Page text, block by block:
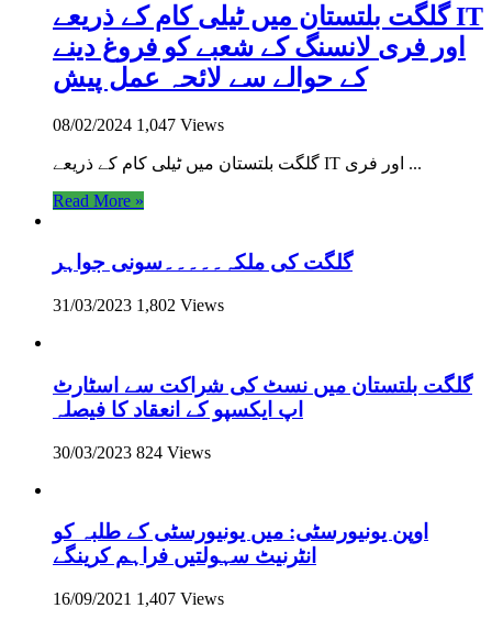
گلگت بلتستان میں ٹیلی کام کے ذریعے IT
اور فری لانسنگ کے شعبے کو فروغ دینے
کے حوالے سے لائحہ عمل پیش
08/02/2024 1,047 Views
گلگت بلتستان میں ٹیلی کام کے ذریعے IT اور فری ...
Read More »
گلگت کی ملکہ۔۔۔۔۔سونی جواہر
31/03/2023 1,802 Views
گلگت بلتستان میں نسٹ کی شراکت سے اسٹارٹ
اپ ایکسپو کے انعقاد کا فیصلہ
30/03/2023 824 Views
اوپن یونیورسٹی: میں یونیورسٹی کے طلبہ کو
انٹرنیٹ سہولتیں فراہم کرینگے
16/09/2021 1,407 Views